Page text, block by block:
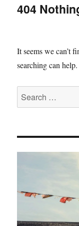
404
It seems we can’t
searching can help.
Search
for: